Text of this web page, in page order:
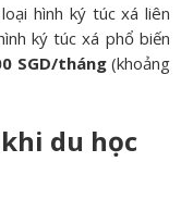
hình ký túc xá liên
ký túc xá phổ biến
SGD/tháng(khoảng
du học